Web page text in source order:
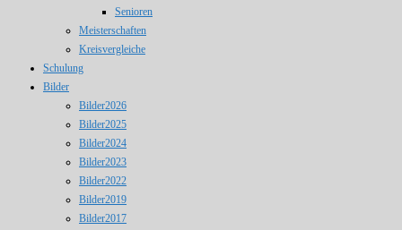
Senioren
Meisterschaften
Kreisvergleiche
Schulung
Bilder
Bilder2026
Bilder2025
Bilder2024
Bilder2023
Bilder2022
Bilder2019
Bilder2017